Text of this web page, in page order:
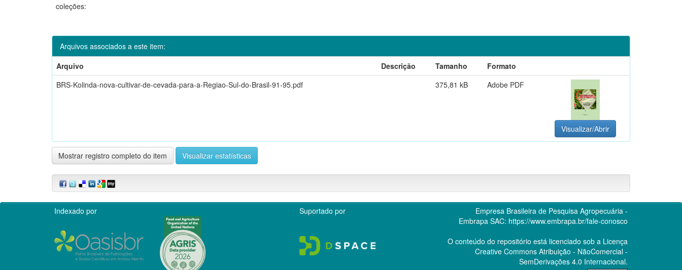
coleções:
Arquivos associados a este item:
Arquivo
Descrição Tamanho
Formato
BRS-Kolinda-nova-cultivar-de-cevada-para-a-Regiao-Sul-do-Brasil-91-95.pdf
375,81 kB Adobe PDF
Visualizar/Abrir
Mostrar registro completo do item Visualizar estatísticas
Indexado por Suportado por
Empresa Brasileira de Pesquisa Agropecuária -
Embrapa SAC: https://www.embrapa.br/fale-conosco
O conteúdo do repositório está licenciado sob a Licença
Creative CommonsAtribuição - NãoComercial -
SemDerivações 4.0 Internacional.